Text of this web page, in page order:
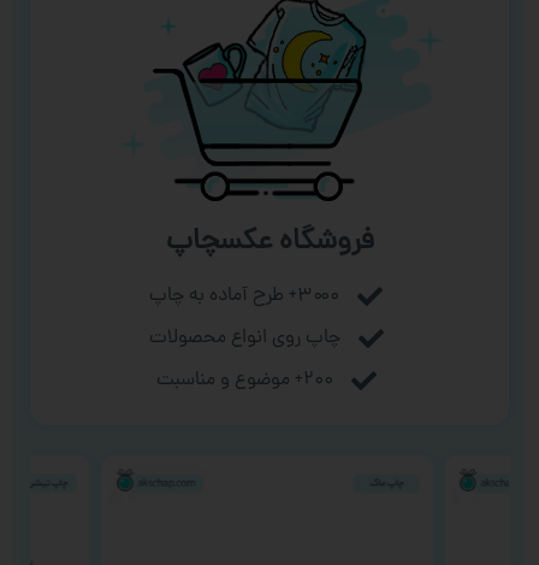
فروشگاه عکسچاپ
۳۰۰۰+ طرح آماده به چاپ
چاپ روی انواع محصولات
۲۰۰+ موضوع و مناسبت